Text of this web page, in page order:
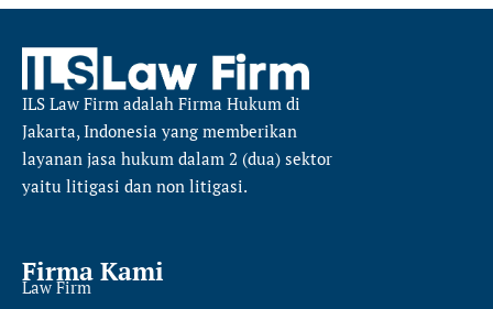
ILS Law Firm adalah Firma Hukum di
Jakarta, Indonesia yang memberikan
layanan jasa hukum dalam 2 (dua) sektor
yaitu litigasi dan non litigasi.
Firma Kami
Law Firm